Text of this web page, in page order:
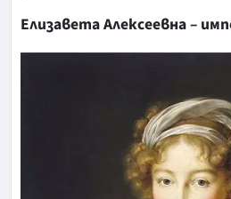
Елизавета Алексеевна –